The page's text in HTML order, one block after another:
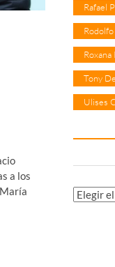
a los
Rafael
Roxana
Tony
Ulises
Archivos